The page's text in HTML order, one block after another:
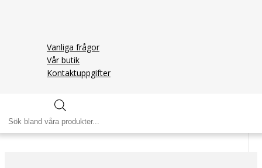
Vanliga frågor
Vår butik
Kontaktuppgifter
Rubi ice